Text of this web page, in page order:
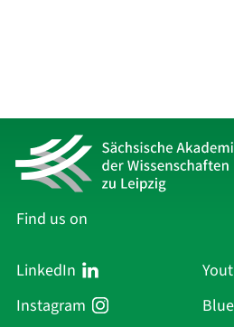
Find us on
LinkedIn
Instagram